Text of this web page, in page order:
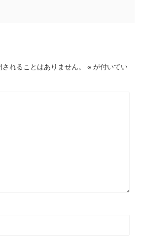
れることはありません。 ※ が付いてい